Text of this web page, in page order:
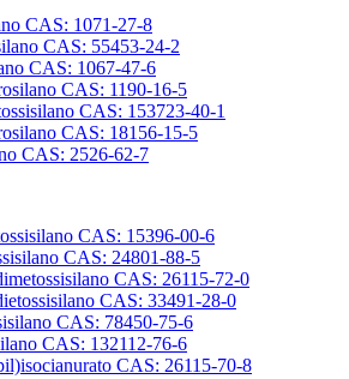
CAS: 1071-27-8
CAS: 55453-24-2
CAS: 1067-47-6
CAS: 1190-16-5
CAS: 153723-40-1
CAS: 18156-15-5
CAS: 2526-62-7
CAS: 15396-00-6
CAS: 24801-88-5
CAS: 26115-72-0
CAS: 33491-28-0
CAS: 78450-75-6
CAS: 132112-76-6
CAS: 26115-70-8